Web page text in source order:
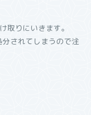
取りにいきます。
されてしまうので注